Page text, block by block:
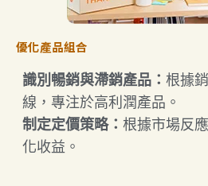
優化產品組合
​識別暢銷與滯銷產品：​根據
線，專注於高利潤產品。​
制定定價策略：​根據市場反
化收益。